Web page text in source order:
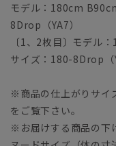
モデル：180cm
8Drop（YA7）
〔1、2枚目〕モデ
サイズ：180-8Drop（
※商品の仕上がりサイ
をご覧下さい。
※お届けする商品の下